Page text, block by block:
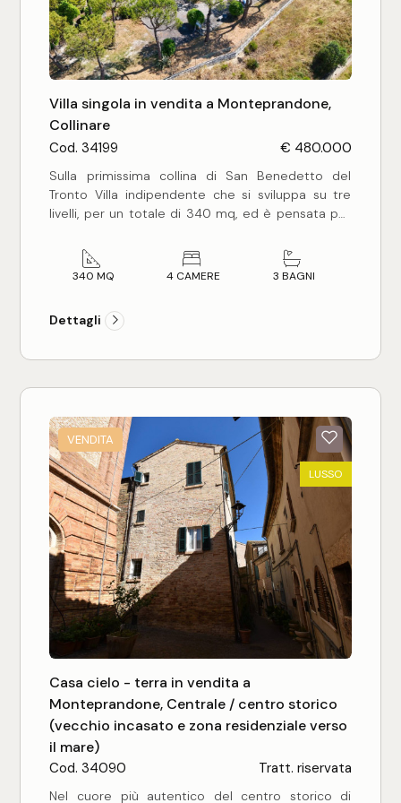
Villa singola in vendita a Monteprandone,
Collinare
Cod. 34199 € 480.000
Sulla primissima collina di San Benedetto del
Tronto Villa indipendente che si sviluppa su tre
livelli, per un totale di 340 mq, ed è pensata per
Al piano interrato, troviamo un grande garage, una
spaziosa taverna, bagno, una cantina e un locale
Al piano terra, un luminoso ingresso, un grande
soggiorno con camino, cucina, tre camere (due
Al primo piano, una camera matrimoniale con
Il giardino recintato di 3.000 mq con piante ad
alto fusto offre una privacy totale e una vista
mozzafiato dal mare Adriatico all'Appennino, a soli
4 km dal mare.
È una soluzione già in buono stato, perfettamente
vivibile con un potenziale davvero importante.
340 MQ 4 CAMERE 3 BAGNI
Dettagli
VENDITA
LUSSO
Casa cielo - terra in vendita a
Monteprandone, Centrale / centro storico
(vecchio incasato e zona residenziale verso
il mare)
Cod. 34090 Tratt. riservata
Nel cuore più autentico del centro storico di
Commerciali
Industriali
Terreni
Prezzo
Totale
Locali
Qualsiasi